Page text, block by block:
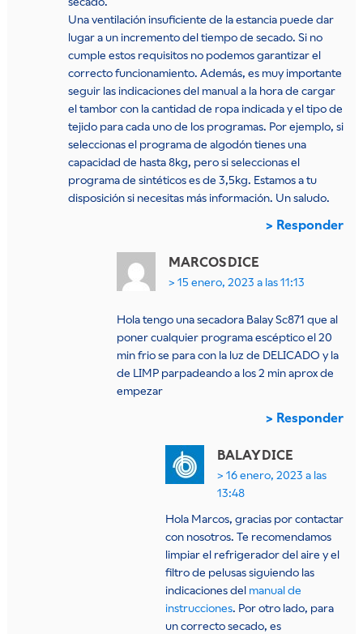
Una ventilación insuficiente de la estancia puede dar
lugar a un incremento del tiempo de secado. Si no
cumple estos requisitos no podemos garantizar el
correcto funcionamiento. Además, es muy importante
seguir las indicaciones del manual a la hora de cargar
el tambor con la cantidad de ropa indicada y el tipo de
tejido para cada uno de los programas. Por ejemplo, si
seleccionas el programa de algodón tienes una
capacidad de hasta 8kg, pero si seleccionas el
programa de sintéticos es de 3,5kg. Estamos a tu
disposición si necesitas más información. Un saludo.
Responder
MARCOS DICE
15 enero, 2023 a las 11:13
Hola tengo una secadora Balay Sc871 que al
poner cualquier programa escéptico el 20
min frio se para con la luz de DELICADO y la
de LIMP parpadeando a los 2 min aprox de
empezar
Responder
BALAY DICE
16 enero, 2023 a las
13:48
Hola Marcos, gracias por contactar
con nosotros. Te recomendamos
limpiar el refrigerador del aire y el
filtro de pelusas siguiendo las
indicaciones del manual de
instrucciones. Por otro lado, para
un correcto secado, es